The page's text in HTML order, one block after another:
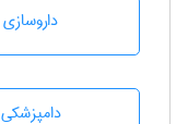
داروسازی
دامپزشكی